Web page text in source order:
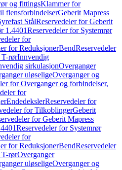
og fittingsKlammer for
flensforbindelserGeberit Mapress
StålReservedeler for Geberit
1.4401Reservedeler for Systemrør
for
for ReduksjonerBendReservedeler
T-rørInnvendig
sirkulasjonOverganger
uløseligeOverganger og
for Overganger og forbindelser,
for
EndedekslerReservedeler for
for TilkoblingerGeberit
for Geberit Mapress
Reservedeler for Systemrør
for
for ReduksjonerBendReservedeler
T-rørOverganger
uløseligeOverganger og